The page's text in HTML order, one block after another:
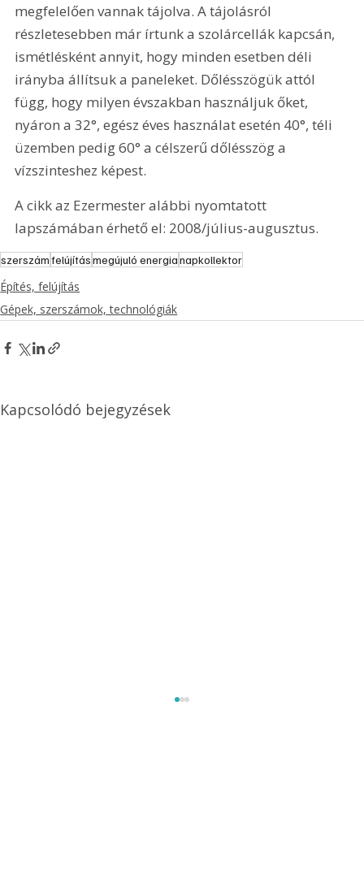
megfelelően vannak tájolva. A tájolásról
részletesebben már írtunk a szolárcellák kapcsán,
ismétlésként annyit, hogy minden esetben déli
irányba állítsuk a paneleket. Dőlésszögük attól
függ, hogy milyen évszakban használjuk őket,
nyáron a 32°, egész éves használat esetén 40°, téli
üzemben pedig 60° a célszerű dőlésszög a
vízszinteshez képest.
A cikk az Ezermester alábbi nyomtatott
lapszámában érhető el: 2008/július-augusztus.
szerszámfelújításmegújuló energianapkollektor
Építés, felújítás
Gépek, szerszámok, technológiák
Kapcsolódó bejegyzések